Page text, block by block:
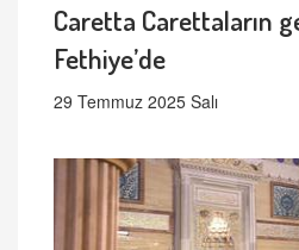
Caretta Carettaların
Fethiye’de
29 Temmuz 2025 Salı